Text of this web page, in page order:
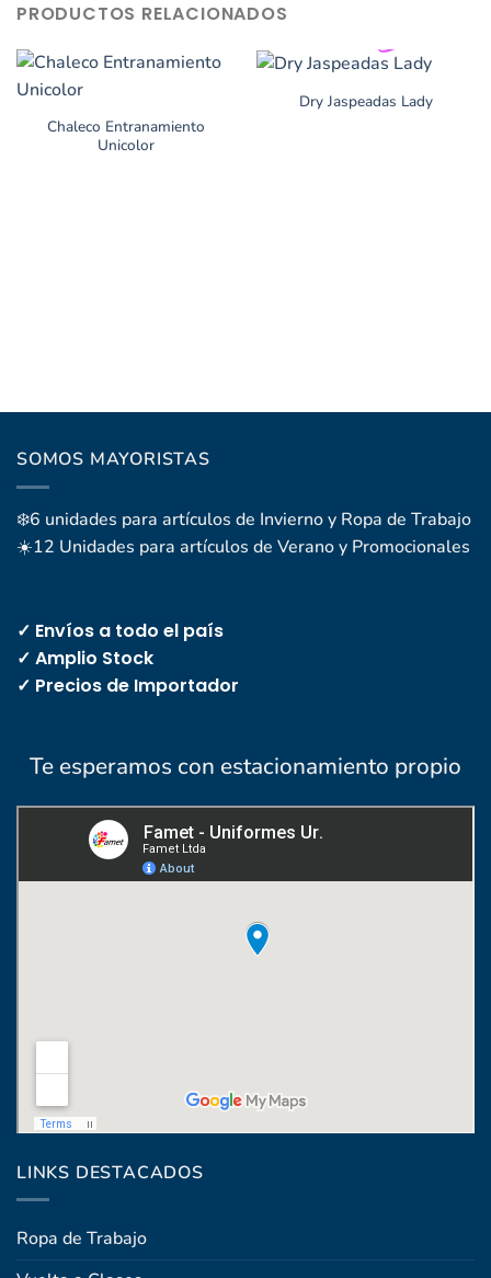
PRODUCTOS RELACIONADOS
Chaleco Entranamiento
Unicolor
Dry Jaspeadas Lady
SOMOS MAYORISTAS
❄️6 unidades para artículos de Invierno y Ropa de Trabajo
☀️12 Unidades para artículos de Verano y Promocionales
✓ Envíos a todo el país
✓ Amplio Stock
✓ Precios de Importador
Te esperamos con estacionamiento propio
LINKS DESTACADOS
Ropa de Trabajo